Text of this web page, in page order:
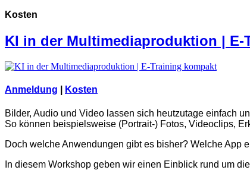
Kosten
KI in der Multimediaproduktion | E-
Anmeldung Kosten
Bilder, Audio und Video lassen sich heutzutage einfach
So können beispielsweise (Portrait-) Fotos, Videoclips,
Doch welche Anwendungen gibt es bisher? Welche App
In diesem Workshop geben wir einen Einblick rund um